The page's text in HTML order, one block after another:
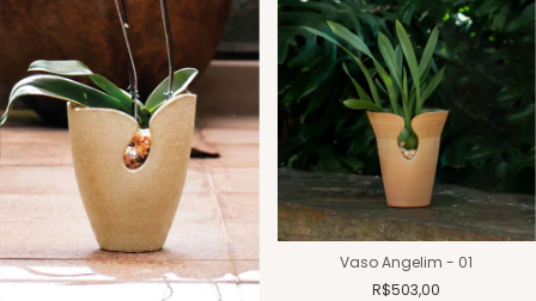
Vaso Angelim - 01
R$503,00